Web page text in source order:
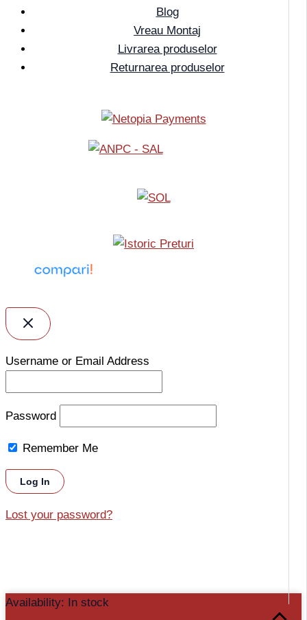
Blog
Vreau Montaj
Livrarea produselor
Returnarea produselor
Username or Email Address
Password
Remember Me
Lost your password?
Availability: In stock
Kit
Scroll